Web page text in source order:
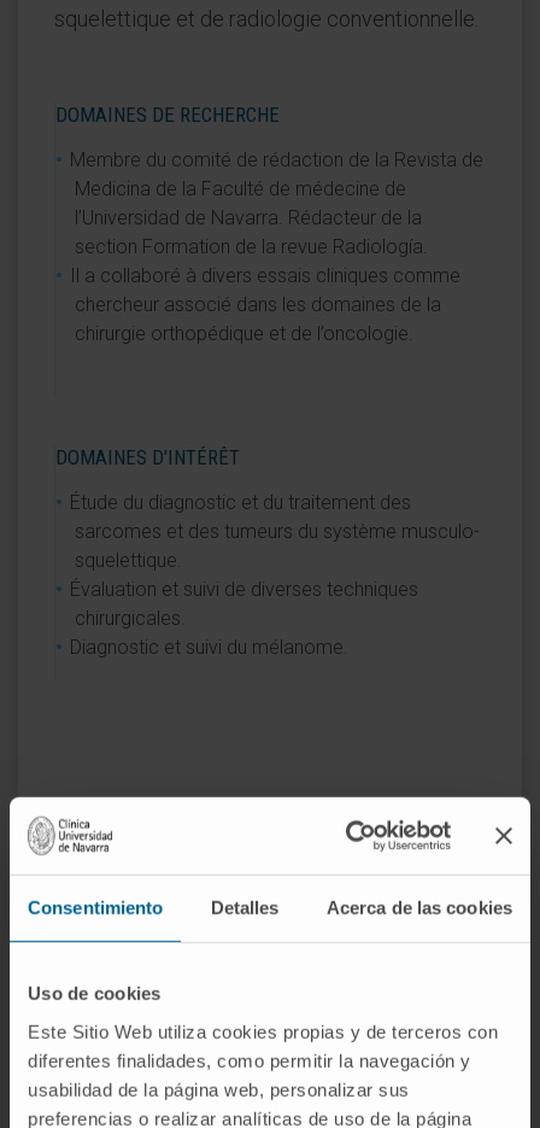
Consentimiento Detalles Acerca de las cookies
Uso de cookies
Este Sitio Web utiliza cookies propias y de terceros con
diferentes finalidades, como permitir la navegación y
usabilidad de la página web, personalizar sus
preferencias o realizar analíticas de uso de la página
squelettique et de radiologie conventionnelle.
DOMAINES DE RECHERCHE
Membre du comité de rédaction de la Revista de
Medicina de la Faculté de médecine de
l’Universidad de Navarra. Rédacteur de la
section Formation de la revue Radiología.
Il a collaboré à divers essais cliniques comme
chercheur associé dans les domaines de la
chirurgie orthopédique et de l’oncologie.
DOMAINES D'INTÉRÊT
Étude du diagnostic et du traitement des
sarcomes et des tumeurs du système musculo-
squelettique.
Évaluation et suivi de diverses techniques
chirurgicales.
Diagnostic et suivi du mélanome.
Activité
En enseignement
médecine de l’Universidad de Navarra.
Responsable de plusieurs unités
d’enseignement intégrées.
Responsable des unités d’enseignement